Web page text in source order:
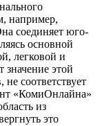
например,
соединяет юго-
основной
легковой и
значение этой
соответствует
«КомиОнлайна»
из
это